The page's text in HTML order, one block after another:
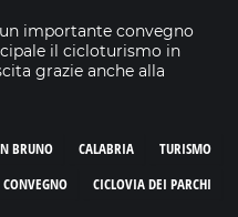
importante convegno
il cicloturismo in
grazie anche alla
TURISMO
CALABRIA
BRUNO
CICLOVIA DEI PARCHI
CONVEGNO